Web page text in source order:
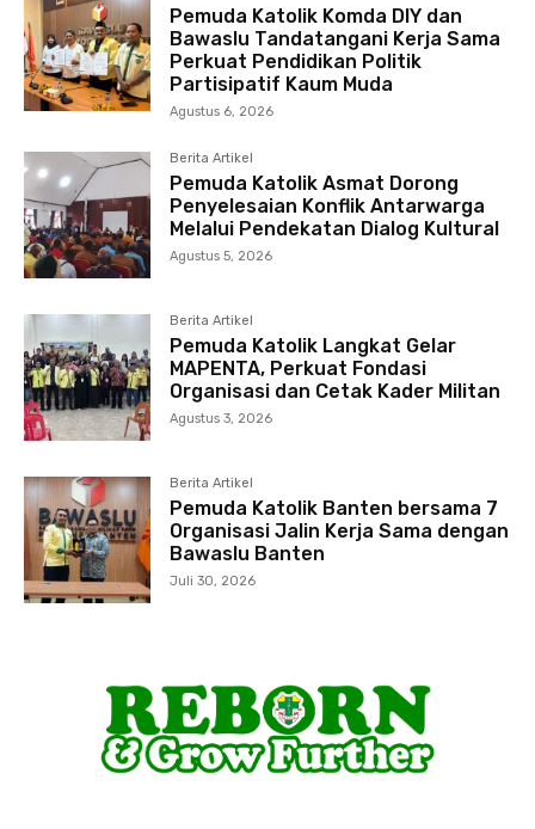
Pemuda Katolik Komda DIY dan
Bawaslu Tandatangani Kerja Sama
Perkuat Pendidikan Politik
Partisipatif Kaum Muda
Agustus 6, 2026
Berita Artikel
Pemuda Katolik Asmat Dorong
Penyelesaian Konflik Antarwarga
Melalui Pendekatan Dialog Kultural
Agustus 5, 2026
Berita Artikel
Pemuda Katolik Langkat Gelar
MAPENTA, Perkuat Fondasi
Organisasi dan Cetak Kader Militan
Agustus 3, 2026
Berita Artikel
Pemuda Katolik Banten bersama 7
Organisasi Jalin Kerja Sama dengan
Bawaslu Banten
Juli 30, 2026